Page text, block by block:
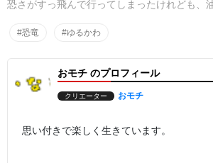
恐さがすっ飛んで行ってしまったけれども、
#恐竜 #ゆるかわ
おモチ のプロフィール
クリエーター おモチ
思い付きで楽しく生きています。